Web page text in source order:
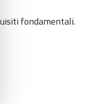
fondamentali.